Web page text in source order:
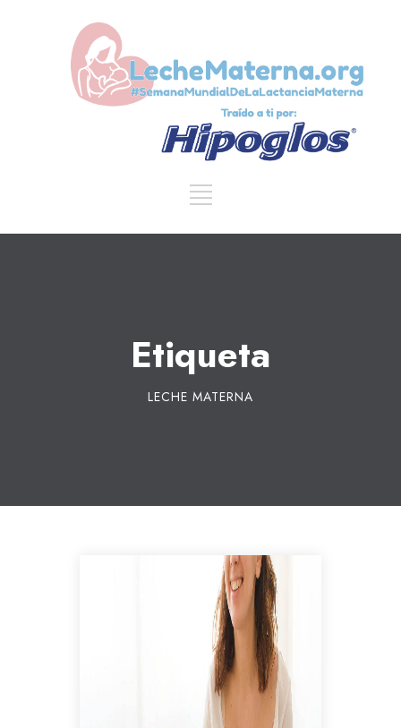
Etiqueta
LECHE MATERNA